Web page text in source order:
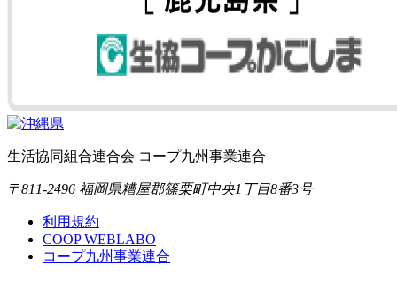
生活協同組合連合会 コープ九州事業連合
〒811-2496 福岡県糟屋郡篠栗町中央1丁目8番3号
利用規約
COOP WEBLABO
コープ九州事業連合